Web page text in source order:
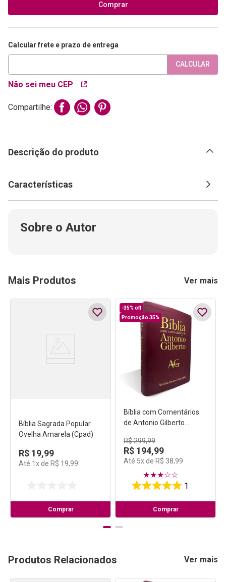
Comprar
Calcular frete e prazo de entrega
Não sei meu CEP
CALCULAR
Compartilhe:
Descrição do produto
Características
Sobre o Autor
Mais Produtos Ver mais
Bíblia Sagrada Popular
Ovelha Amarela (Cpad)
R$ 19,99
Até 1 x de R$ 19,99
Comprar
-35% off
Promoção 35%
Bíblia com Comentários
de Antonio Gilberto
R$299,99
R$ 194,99
Até 5x de R$ 38,99
★★★☆☆
1
Comprar
Produtos Relacionados Ver mais